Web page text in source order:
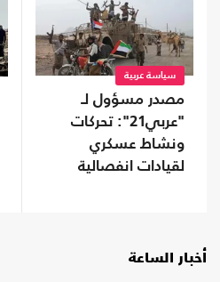
سياسة عربية
مصدر مسؤول لـ
"عربي21": تحركات
ونشاط عسكري
لقيادات انفصالية
أخبار الساعة